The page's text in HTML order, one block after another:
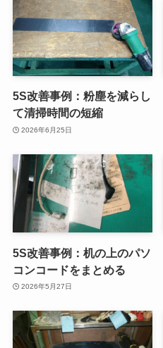
5S改善事例：粉塵を減らし
て清掃時間の短縮
2026年6月25日
5S改善事例：机の上のパソ
コンコードをまとめる
2026年5月27日